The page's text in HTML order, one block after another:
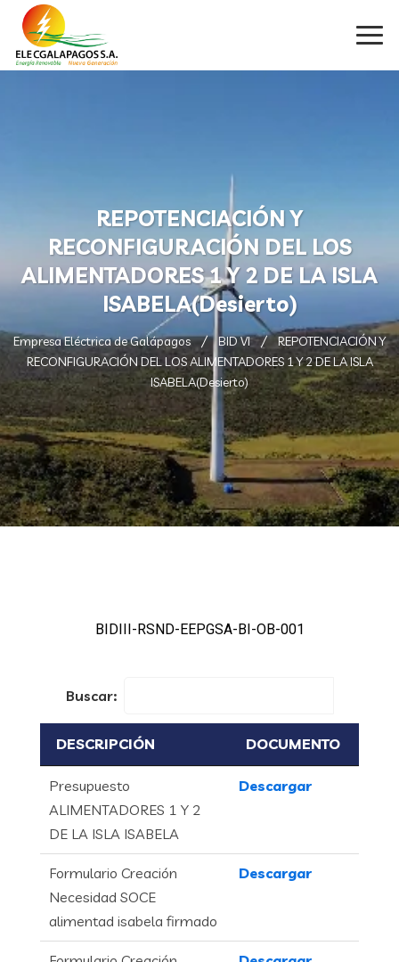
REPOTENCIACIÓN Y
RECONFIGURACIÓN DEL LOS
ALIMENTADORES 1 Y 2 DE LA ISLA
ISABELA(Desierto)
Empresa Eléctrica de Galápagos BID VI
REPOTENCIACIÓN Y
RECONFIGURACIÓN DEL LOS ALIMENTADORES 1 Y 2 DE LA ISLA
ISABELA(Desierto)
BIDIII-RSND-EEPGSA-BI-OB-001
Buscar:
DESCRIPCIÓN DOCUMENTO
Presupuesto
ALIMENTADORES 1 Y 2
DE LA ISLA ISABELA
Descargar
Formulario Creación
Necesidad SOCE
alimentad isabela firmado
Descargar